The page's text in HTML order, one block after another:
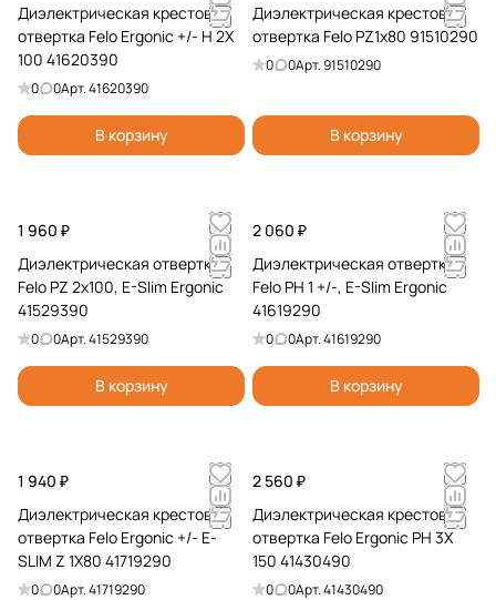
Диэлектрическая крестовая
отвертка Felo Ergonic +/- H 2X
100 41620390
0 0Арт.41620390
В корзину
Диэлектрическая крестовая
отвертка Felo PZ1x80 91510290
0 0Арт.91510290
В корзину
1 960 ₽
Диэлектрическая отвертка
Felo PZ 2х100, E-Slim Ergonic
41529390
0 0Арт.41529390
В корзину
2 060 ₽
Диэлектрическая отвертка
Felo PH 1 +/-, E-Slim Ergonic
41619290
0 0Арт.41619290
В корзину
1 940 ₽
Диэлектрическая крестовая
отвертка Felo Ergonic +/- E-
SLIM Z 1X80 41719290
0 0Арт.41719290
2 560 ₽
Диэлектрическая крестовая
отвертка Felo Ergonic PH 3X
150 41430490
0 0Арт.41430490